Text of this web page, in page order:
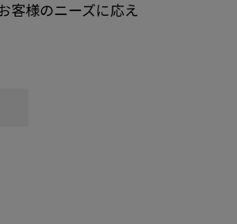
客様のニーズに応え